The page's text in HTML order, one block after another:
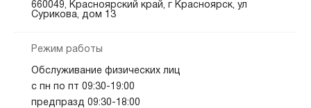
660049, Красноярский край, г Красноярск, ул
Сурикова, дом 13
Режим работы
Обслуживание физических лиц
с пн по пт 09:30-19:00
предпразд 09:30-18:00